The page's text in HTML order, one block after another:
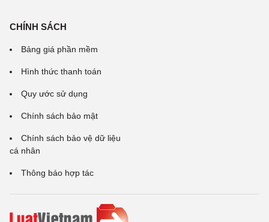
CHÍNH SÁCH
Bảng giá phần mềm
Hình thức thanh toán
Quy ước sử dụng
Chính sách bảo mật
Chính sách bảo vệ dữ liệu
cá nhân
Thông báo hợp tác